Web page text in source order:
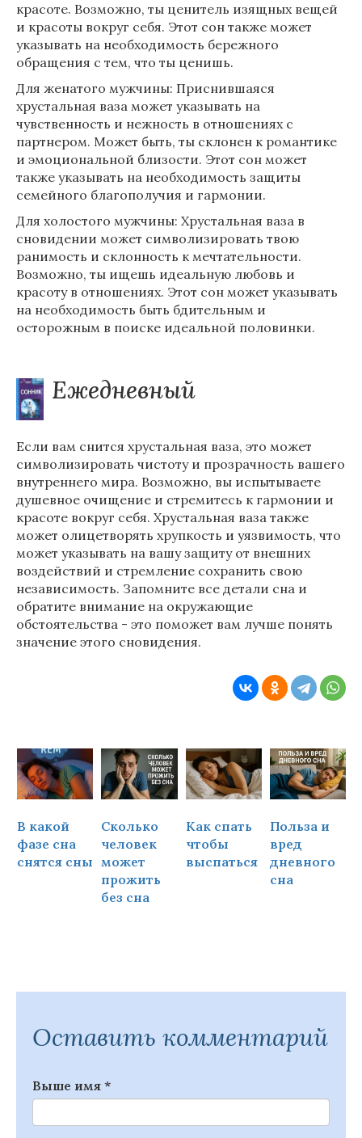
красоте. Возможно, ты ценитель изящных вещей
и красоты вокруг себя. Этот сон также может
указывать на необходимость бережного
обращения с тем, что ты ценишь.
Для женатого мужчины: Приснившаяся
хрустальная ваза может указывать на
чувственность и нежность в отношениях с
партнером. Может быть, ты склонен к романтике
и эмоциональной близости. Этот сон может
также указывать на необходимость защиты
семейного благополучия и гармонии.
Для холостого мужчины: Хрустальная ваза в
сновидении может символизировать твою
ранимость и склонность к мечтательности.
Возможно, ты ищешь идеальную любовь и
красоту в отношениях. Этот сон может указывать
на необходимость быть бдительным и
осторожным в поиске идеальной половинки.
Ежедневный
Если вам снится хрустальная ваза, это может
символизировать чистоту и прозрачность вашего
внутреннего мира. Возможно, вы испытываете
душевное очищение и стремитесь к гармонии и
красоте вокруг себя. Хрустальная ваза также
может олицетворять хрупкость и уязвимость, что
может указывать на вашу защиту от внешних
воздействий и стремление сохранить свою
независимость. Запомните все детали сна и
обратите внимание на окружающие
обстоятельства - это поможет вам лучше понять
значение этого сновидения.
В какой
фазе сна
снятся сны
Сколько
человек
может
прожить
без сна
Как спать
чтобы
выспаться
Польза и
вред
дневного
сна
Оставить комментарий
Выше имя *